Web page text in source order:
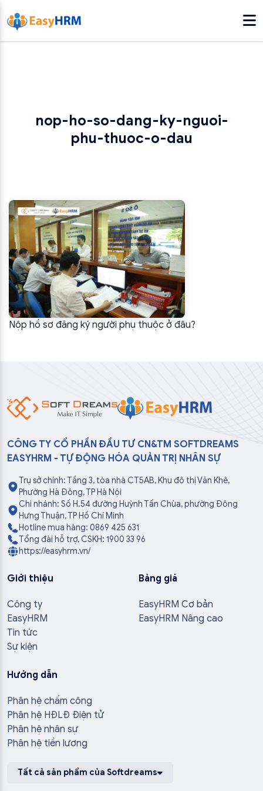
nop-ho-so-dang-ky-nguoi-
phu-thuoc-o-dau
Nộp hồ sơ đăng ký người phụ thuộc ở đâu?
CÔNG TY CỔ PHẦN ĐẦU TƯ CN&TM SOFTDREAMS
EASYHRM - TỰ ĐỘNG HÓA QUẢN TRỊ NHÂN SỰ
Trụ sở chính: Tầng 3, tòa nhà CT5AB, Khu đô thị Văn Khê,
Phường Hà Đông, TP Hà Nội
Chi nhánh: Số H.54 đường Huỳnh Tấn Chùa, phường Đông
Hưng Thuận, TP Hồ Chí Minh
Hotline mua hàng: 0869 425 631
Tổng đài hỗ trợ, CSKH: 1900 33 96
https://easyhrm.vn/
Giới thiệu
Công ty
EasyHRM
Tin tức
Sự kiện
Bảng giá
EasyHRM Cơ bản
EasyHRM Nâng cao
Hướng dẫn
Phân hệ chấm công
Phân hệ HĐLĐ Điện tử
Phân hệ nhân sự
Phân hệ tiền lương
Tất cả sản phẩm của Softdreams